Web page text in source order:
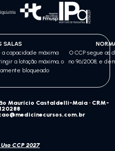
SALAS
capacidade máxima
a lotação máxima, o
bloqueado
O CCP segue as
nº 96/2008, e
Maurício Castaldelli-Maia · CRM-
CCP 2027